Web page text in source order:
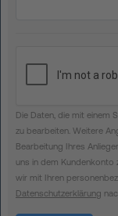
Die Daten, die mit einem
zu bearbeiten. Weitere
Bearbeitung Ihres
uns in dem Kundenkonto
wir mit Ihren
Datenschutzerklärung